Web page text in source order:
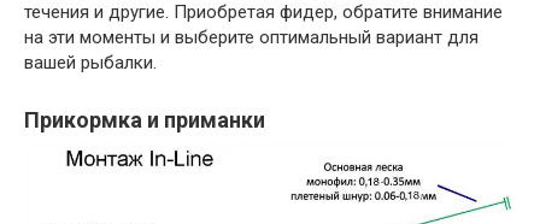
течения и другие. Приобретая фидер, обратите внимание
на эти моменты и выберите оптимальный вариант для
вашей рыбалки.
Прикормка и приманки